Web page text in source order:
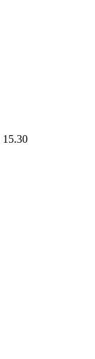
15.30